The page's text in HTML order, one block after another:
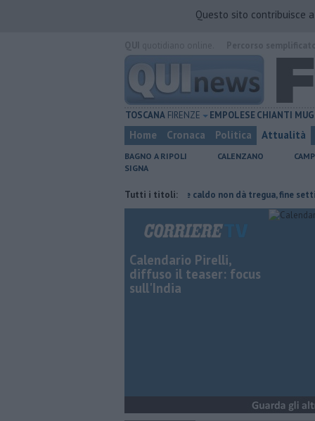
Questo sito contribuisce
TOSCANA FIRENZE EMPOLESECHIANTI
Home Cronaca Politica Attualità
BAGNO A RIPOLI CALENZANO
SIGNA
Tutti i titoli:
Il grande caldo non dà tregua, fine settimana
Calendario Pirelli,
diffuso il teaser: focus
sull'India